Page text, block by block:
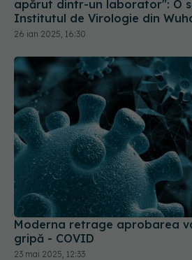
apărut dintr-un laborator": O
Institutul de Virologie din
26 ian 2025, 16:30
Moderna retrage aprobarea
gripă - COVID
23 mai 2025, 12:33